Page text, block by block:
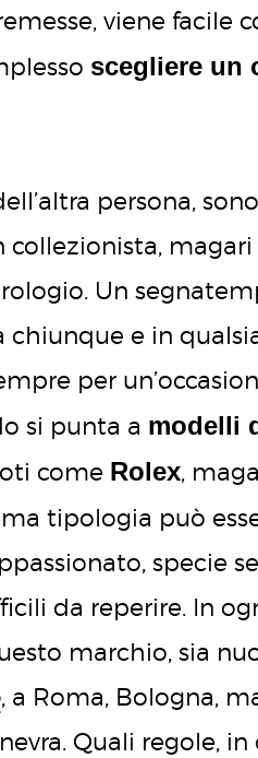
viene facile
scegliere un
persona,
magari
Un
chiunque e in
per
si punta a modelli
come Rolex,
tipologia può
specie
da reperire. In
marchio, sia
, a Roma, Bologna,
Quali regole, in